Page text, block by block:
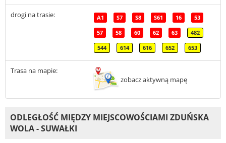
drogi na trasie: A1 S7 S8 S61 16 53
57 58 60 62 63 482
544 614 616 652 653
Trasa na mapie:
zobacz aktywną mapę
ODLEGŁOŚĆ MIĘDZY MIEJSCOWOŚCIAMI ZDUŃSKA
WOLA - SUWAŁKI